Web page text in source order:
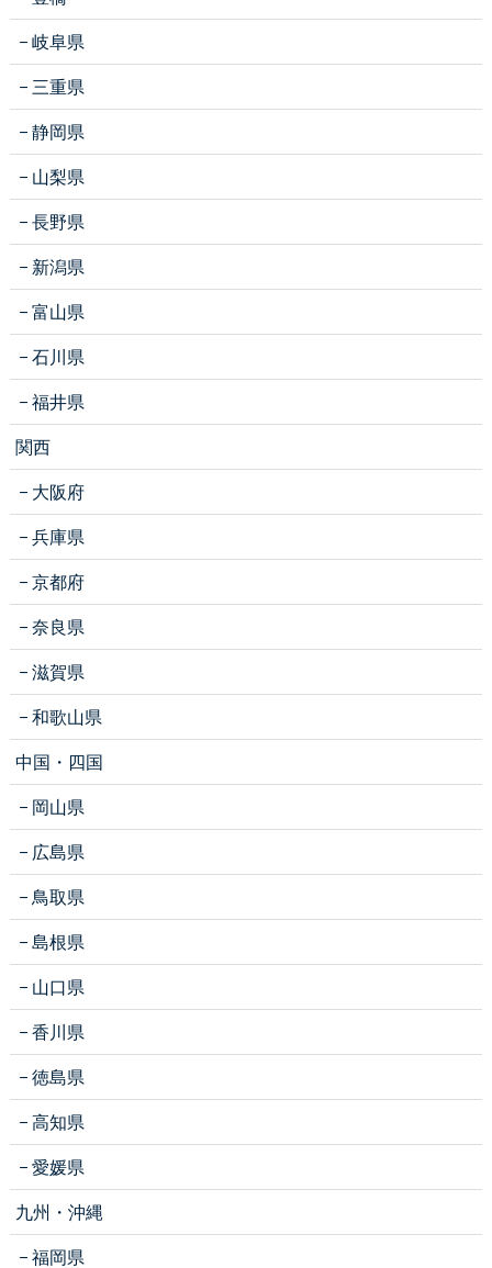
岐阜県
三重県
静岡県
山梨県
長野県
新潟県
富山県
石川県
福井県
関西
大阪府
兵庫県
京都府
奈良県
滋賀県
和歌山県
中国・四国
岡山県
広島県
鳥取県
島根県
山口県
香川県
徳島県
高知県
愛媛県
九州・沖縄
福岡県